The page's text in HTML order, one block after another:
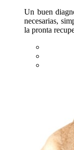
Un buen
necesarias,
la pronta